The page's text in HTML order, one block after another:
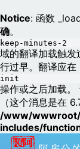
Notice: 函数
确。
keep-minutes-2
域的翻译加载触发
行过早。翻译应在
init
操作或之后加载。
（这个消息是在
/www/
includes/